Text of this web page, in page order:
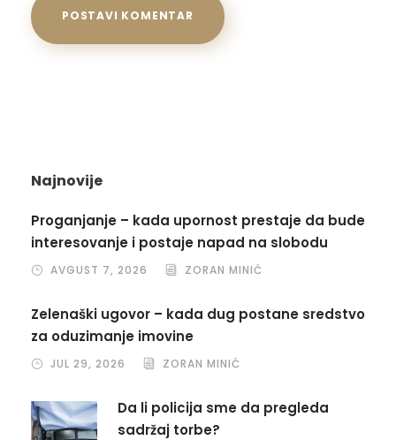
Najnovije
Proganjanje – kada upornost prestaje da bude
interesovanje i postaje napad na slobodu
AVGUST 7, 2026 ZORAN MINIĆ
Zelenaški ugovor – kada dug postane sredstvo
za oduzimanje imovine
JUL 29, 2026 ZORAN MINIĆ
Da li policija sme da pregleda
sadržaj torbe?